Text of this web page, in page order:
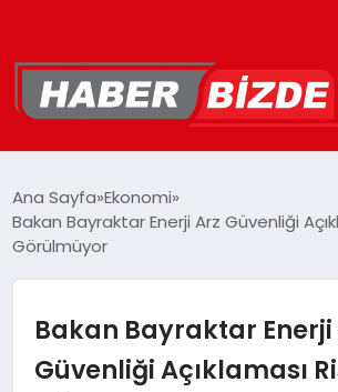
YAŞAM
Ana Sayfa Ekonomi
Bakan Bayraktar Enerji Arz Güvenliği
Görülmüyor
Bakan Bayraktar Enerji
Güvenliği Açıklaması